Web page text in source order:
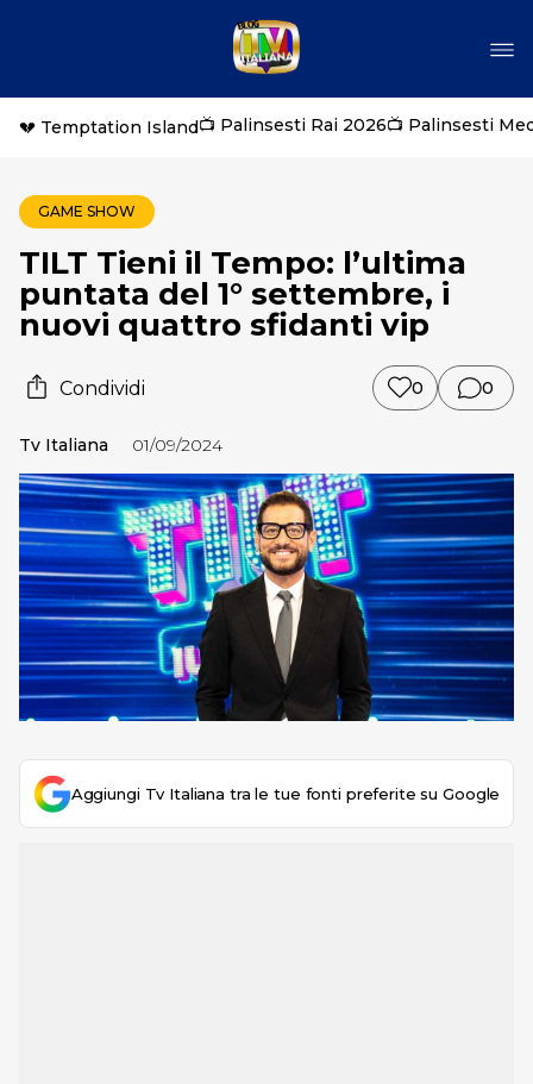
💔 Temptation Island📺 Palinsesti Rai 2026📺 Palinsesti
GAME SHOW
TILT Tieni il Tempo: l’ultima
puntata del 1° settembre, i
nuovi quattro sfidanti vip
Condividi 0 0
Tv Italiana 01/09/2024
Aggiungi Tv Italiana tra le tue fonti preferite su Google